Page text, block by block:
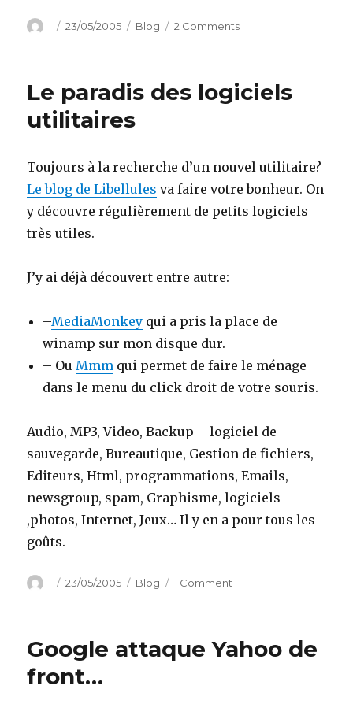
Author
Posted
23/05/2005 Categories
Blog 2 Commentson
Le paradis des logiciels
utilitaires
Toujours à la recherche d’un nouvel utilitaire?
Le blog de Libellules va faire votre bonheur. On
y découvre régulièrement de petits logiciels
très utiles.
J’y ai déjà découvert entre autre:
–MediaMonkey qui a pris la place de
winamp sur mon disque dur.
– OuMmm qui permet de faire le ménage
dans le menu du click droit de votre souris.
Audio, MP3, Video, Backup – logiciel de
sauvegarde, Bureautique, Gestion de fichiers,
Editeurs, Html, programmations, Emails,
newsgroup, spam, Graphisme, logiciels
,photos, Internet, Jeux… Il y en a pour tous les
goûts.
Author
Posted
23/05/2005 Categories
Blog 1 Comment
logiciels
Google attaque Yahoo de
front…